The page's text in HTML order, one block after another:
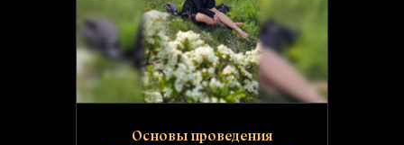
Основы проведения